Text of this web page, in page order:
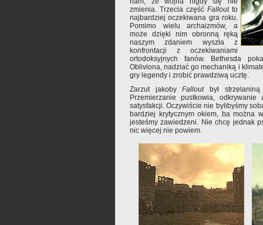
zmienia. Trzecia część Fallout to
najbardziej oczekiwana gra roku.
Pomimo wielu archaizmów, a
może dzięki nim obronną ręką
naszym zdaniem wyszła z
konfrontacji z oczekiwaniami
ortodoksyjnych fanów. Bethesda
Obliviona, nadziać go mechaniką i
gry legendy i zrobić prawdziwą ucztę.
Zarzut jakobyFalloutbył strzelaniną
Przemierzanie pustkowia, odkrywanie
satysfakcji. Oczywiście nie bylibyśmy
bardziej krytycznym okiem, ba można
jesteśmy zawiedzeni. Nie chcę jednak
nic więcej nie powiem.